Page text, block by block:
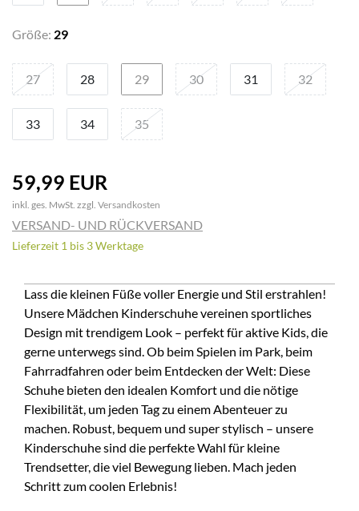
Größe: 29
27 28 29 30 31 32
33 34 35
59,99 EUR
inkl. ges. MwSt. zzgl. Versandkosten
VERSAND- UND RÜCKVERSAND
Lieferzeit 1 bis 3 Werktage
Lass die kleinen Füße voller Energie und Stil erstrahlen!
Unsere Mädchen Kinderschuhe vereinen sportliches
Design mit trendigem Look – perfekt für aktive Kids, die
gerne unterwegs sind. Ob beim Spielen im Park, beim
Fahrradfahren oder beim Entdecken der Welt: Diese
Schuhe bieten den idealen Komfort und die nötige
Flexibilität, um jeden Tag zu einem Abenteuer zu
machen. Robust, bequem und super stylisch – unsere
Kinderschuhe sind die perfekte Wahl für kleine
Trendsetter, die viel Bewegung lieben. Mach jeden
Schritt zum coolen Erlebnis!